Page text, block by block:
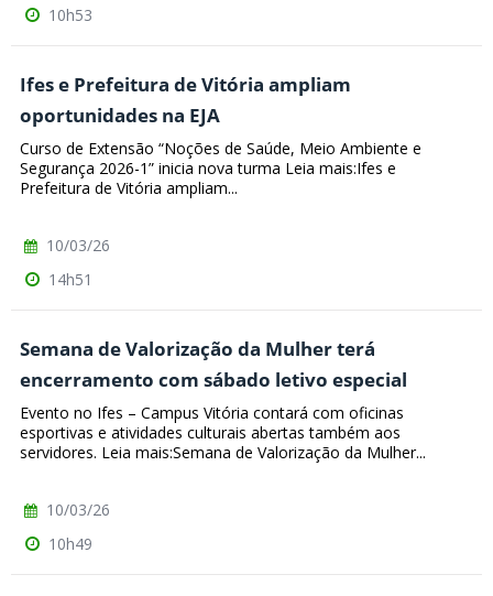
10h53
Ifes e Prefeitura de Vitória ampliam
oportunidades na EJA
Curso de Extensão “Noções de Saúde, Meio Ambiente e
Segurança 2026-1” inicia nova turma Leia mais:Ifes e
Prefeitura de Vitória ampliam...
10/03/26
14h51
Semana de Valorização da Mulher terá
encerramento com sábado letivo especial
Evento no Ifes – Campus Vitória contará com oficinas
esportivas e atividades culturais abertas também aos
servidores. Leia mais:Semana de Valorização da Mulher...
10/03/26
10h49